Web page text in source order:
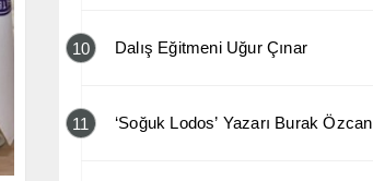
10 Dalış Eğitmeni Uğur Çınar
11 ‘Soğuk Lodos’ Yazarı Burak Özcan